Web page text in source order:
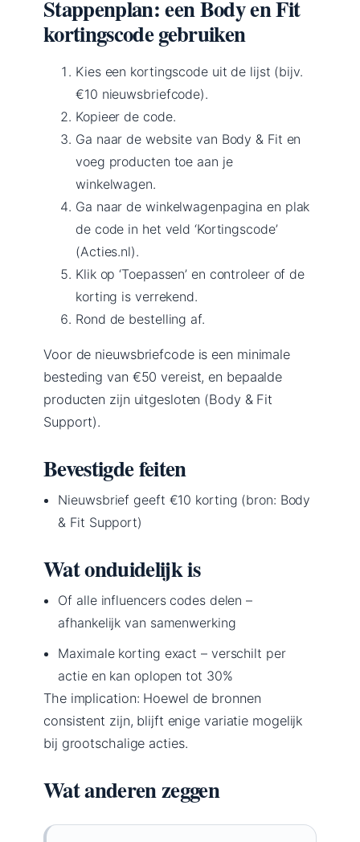
Stappenplan: een Body en Fit
kortingscode gebruiken
Kies een kortingscode uit de lijst (bijv.
€10 nieuwsbriefcode).
Kopieer de code.
Ga naar de website van Body & Fit en
voeg producten toe aan je
winkelwagen.
Ga naar de winkelwagenpagina en plak
de code in het veld ‘Kortingscode’
(Acties.nl).
Klik op ‘Toepassen’ en controleer of de
korting is verrekend.
Rond de bestelling af.
Voor de nieuwsbriefcode is een minimale
besteding van €50 vereist, en bepaalde
producten zijn uitgesloten (Body & Fit
Support).
Bevestigde feiten
Nieuwsbrief geeft €10 korting (bron: Body
& Fit Support)
Wat onduidelijk is
Of alle influencers codes delen –
afhankelijk van samenwerking
Maximale korting exact – verschilt per
actie en kan oplopen tot 30%
The implication: Hoewel de bronnen
consistent zijn, blijft enige variatie mogelijk
bij grootschalige acties.
Wat anderen zeggen